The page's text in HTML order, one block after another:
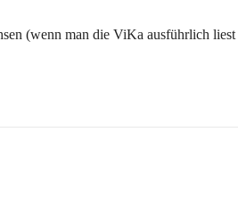
(wenn man die ViKa ausführlich liest